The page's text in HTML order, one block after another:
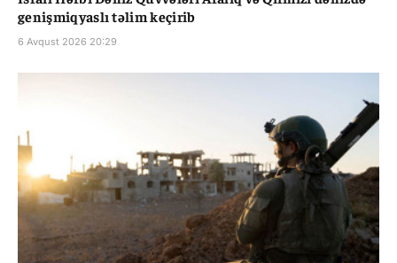
genişmiqyaslı təlim keçirib
6 Avqust 2026 20:29